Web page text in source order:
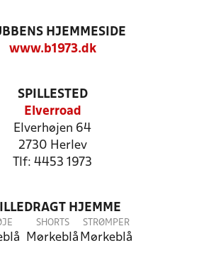
HJEMMESIDE
www.b1973.dk
SPILLESTED
Elverroad
Elverhøjen 64
2730 Herlev
Tlf: 4453 1973
HJEMME
SHORTS
Mørkeblå
STRØMPER
Mørkeblå